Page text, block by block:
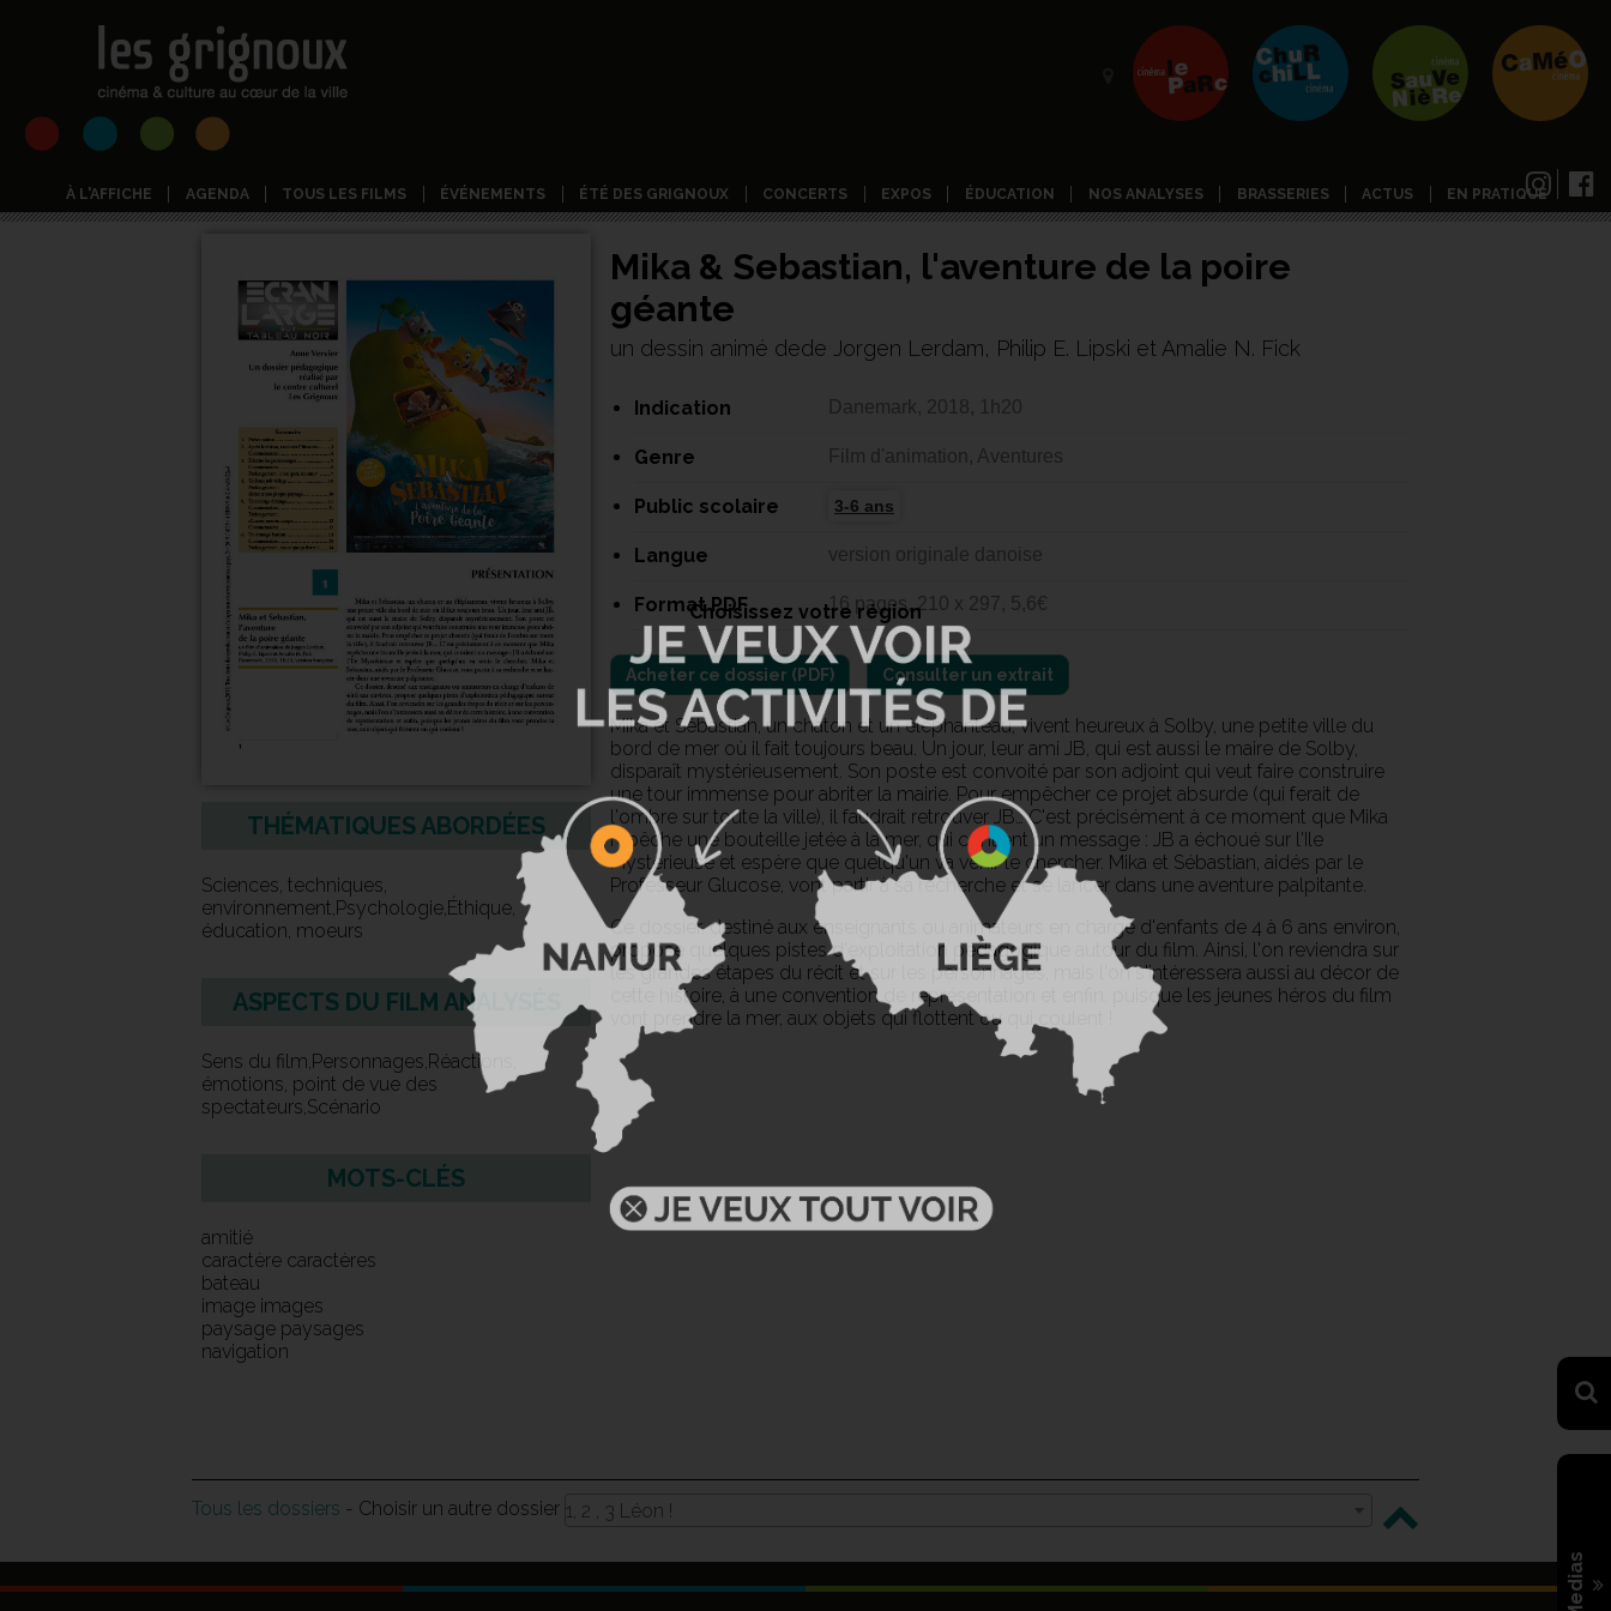
Medias
À L'AFFICHE AGENDA TOUS LES FILMS ÉVÉNEMENTS ÉTÉ DES GRIGNOUX CONCERTS EXPOS ÉDUCATION NOS ANALYSES BRASSERIES ACTUS EN PRATIQUE
THÉMATIQUES ABORDÉES
Sciences, techniques,
environnement,Psychologie,Éthique,
éducation, moeurs
ASPECTS DU FILM ANALYSÉS
Sens du film,Personnages,Réactions,
émotions, point de vue des
spectateurs,Scénario
MOTS-CLÉS
amitié
caractère caractères
bateau
image images
paysage paysages
navigation
Mika & Sebastian, l'aventure de la poire
géante
un dessin animé dede Jorgen Lerdam, Philip E. Lipski et Amalie N. Fick
Indication Danemark, 2018, 1h20
Genre Film d'animation, Aventures
Public scolaire 3-6 ans
Langue version originale danoise
Format PDF 16 pages, 210 x 297, 5,6€
Consulter un extrait
Mika et Sébastian, un chaton et un éléphanteau, vivent heureux à Solby, une petite ville du
bord de mer où il fait toujours beau. Un jour, leur ami JB, qui est aussi le maire de Solby,
disparaît mystérieusement. Son poste est convoité par son adjoint qui veut faire construire
une tour immense pour abriter la mairie. Pour empêcher ce projet absurde (qui ferait de
l'ombre sur toute la ville), il faudrait retrouver JB… C'est précisément à ce moment que Mika
repêche une bouteille jetée à la mer, qui contient un message : JB a échoué sur l'Ile
Mystérieuse et espère que quelqu'un va venir le chercher. Mika et Sébastian, aidés par le
Professeur Glucose, vont partir à sa recherche et se lancer dans une aventure palpitante.
Ce dossier, destiné aux enseignants ou animateurs en charge d'enfants de 4 à 6 ans environ,
propose quelques pistes d'exploitation pédagogique autour du film. Ainsi, l'on reviendra sur
les grandes étapes du récit et sur les personnages, mais l'on s'intéressera aussi au décor de
cette histoire, à une convention de représentation et enfin, puisque les jeunes héros du film
vont prendre la mer, aux objets qui flottent ou qui coulent !
Tous les dossiers - Choisir un autre dossier 1, 2 , 3 Léon !
Choisissez votre région